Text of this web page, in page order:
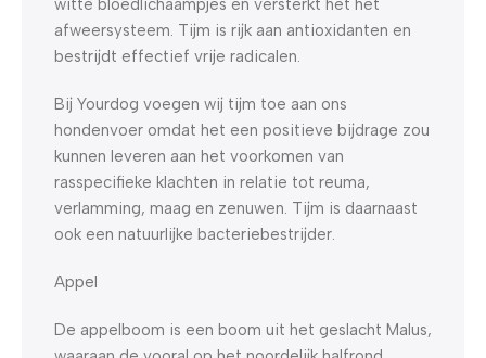
witte bloedlichaampjes en versterkt het het
afweersysteem. Tijm is rijk aan antioxidanten en
bestrijdt effectief vrije radicalen.
Bij Yourdog voegen wij tijm toe aan ons
hondenvoer omdat het een positieve bijdrage zou
kunnen leveren aan het voorkomen van
rasspecifieke klachten in relatie tot reuma,
verlamming, maag en zenuwen. Tijm is daarnaast
ook een natuurlijke bacteriebestrijder.
Appel
De appelboom is een boom uit het geslacht Malus,